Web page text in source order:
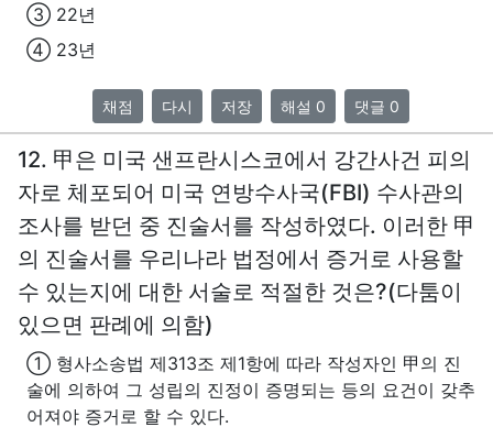
③ 22년
④ 23년
채점 다시 저장 해설 0 댓글 0
12. 甲은 미국 샌프란시스코에서 강간사건 피의
자로 체포되어 미국 연방수사국(FBI) 수사관의
조사를 받던 중 진술서를 작성하였다. 이러한 甲
의 진술서를 우리나라 법정에서 증거로 사용할
수 있는지에 대한 서술로 적절한 것은?(다툼이
있으면 판례에 의함)
① 형사소송법 제313조 제1항에 따라 작성자인 甲의 진
술에 의하여 그 성립의 진정이 증명되는 등의 요건이 갖추
어져야 증거로 할 수 있다.